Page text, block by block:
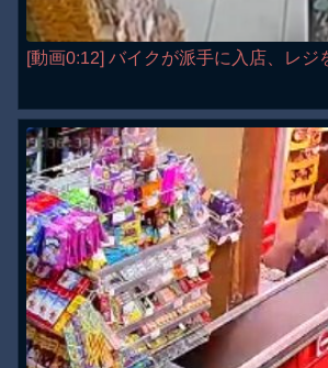
[動画0:12] バイクが派手に入店、レジ